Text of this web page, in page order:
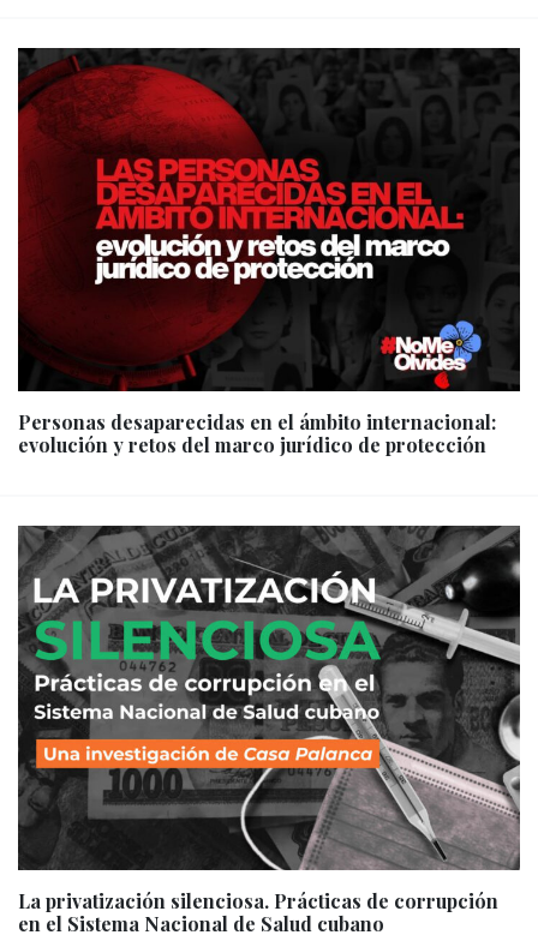
Personas desaparecidas en el ámbito internacional:
evolución y retos del marco jurídico de protección
La privatización silenciosa. Prácticas de corrupción
en el Sistema Nacional de Salud cubano